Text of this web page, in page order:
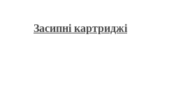
Засипні картриджі